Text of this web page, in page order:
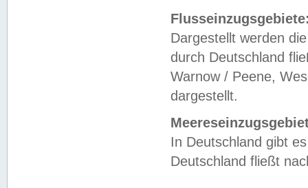
Dargestellt werden
durch Deutschland
Warnow / Peene,
dargestellt.
In Deutschland gibt
Deutschland fließt